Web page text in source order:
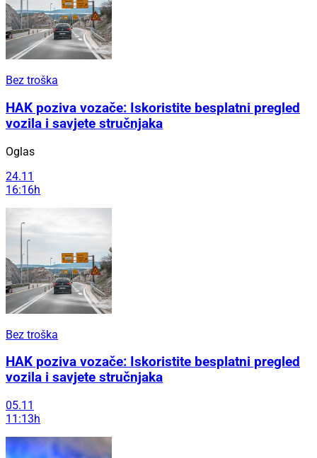
Bez troška
HAK poziva vozače: Iskoristite besplatni pregled
vozila i savjete stručnjaka
Oglas
24.11
16:16h
Bez troška
HAK poziva vozače: Iskoristite besplatni pregled
vozila i savjete stručnjaka
05.11
11:13h